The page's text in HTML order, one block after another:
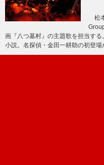
松
画『八つ墓村』の主題歌を担当す
小説。名探偵・金田一耕助の初登